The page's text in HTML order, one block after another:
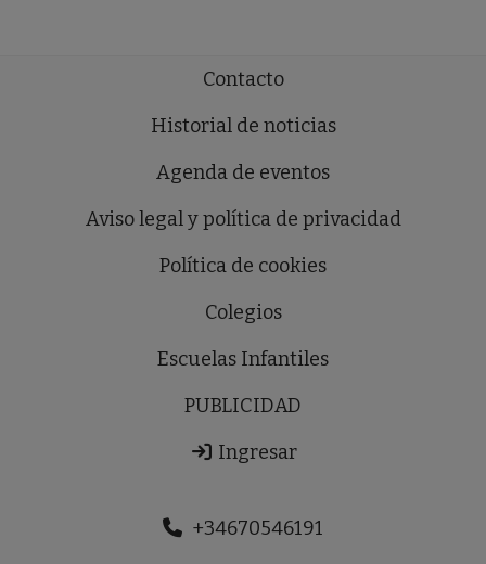
Contacto
Historial de noticias
Agenda de eventos
Aviso legal y política de privacidad
Política de cookies
Colegios
Escuelas Infantiles
PUBLICIDAD
Ingresar
+34670546191